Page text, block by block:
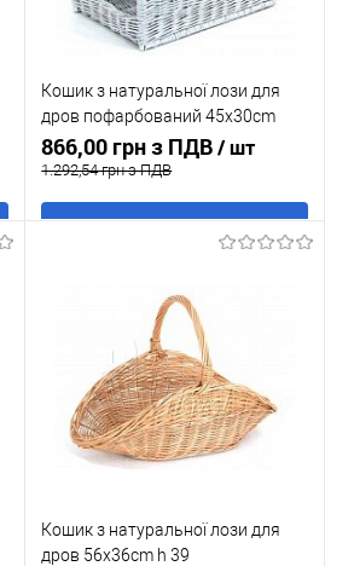
Кошик з натуральної лози для
дров пофарбований 45x30cm
h30 / 42cm
866,00 грн з ПДВ/ шт
1.292,54 грн з ПДВ
В кошик
Купити в 1 клік
порівняння
У обране
Під
замовлення
Кошик з натуральної лози для
дров 56x36cm h 39